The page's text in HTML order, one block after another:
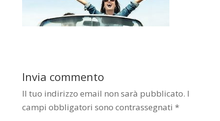
Invia commento
Il tuo indirizzo email non sarà pubblicato. I
campi obbligatori sono contrassegnati *